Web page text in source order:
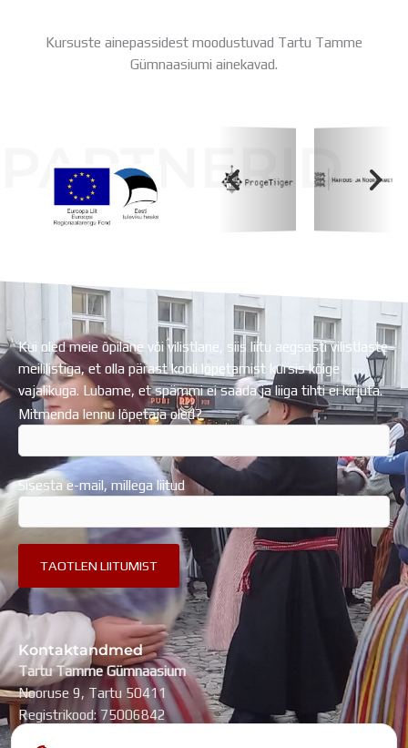
Kursuste ainepassidest moodustuvad Tartu Tamme
Gümnaasiumi ainekavad.
PARTNERID
Kui oled meie õpilane või vilistlane, siis liitu aegsasti vilistlaste
meililistiga, et olla pärast kooli lõpetamist kursis kõige
vajalikuga. Lubame, et spämmi ei saada ja liiga tihti ei kirjuta.
Mitmenda lennu lõpetaja oled?
Sisesta e-mail, millega liitud
Kontaktandmed
Tartu Tamme Gümnaasium
Nooruse 9, Tartu 50411
Registrikood: 75006842